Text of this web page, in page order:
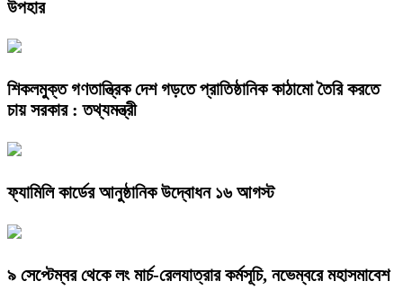
উপহার
শিকলমুক্ত গণতান্ত্রিক দেশ গড়তে প্রাতিষ্ঠানিক কাঠামো তৈরি করতে
চায় সরকার : তথ্যমন্ত্রী
ফ্যামিলি কার্ডের আনুষ্ঠানিক উদ্বোধন ১৬ আগস্ট
৯ সেপ্টেম্বর থেকে লং মার্চ-রেলযাত্রার কর্মসূচি, নভেম্বরে মহাসমাবেশ